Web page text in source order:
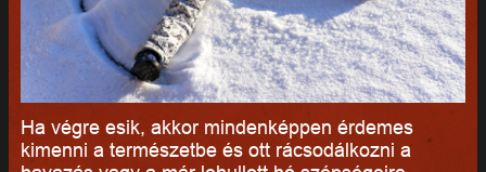
Ha végre esik, akkor mindenképpen érdemes
kimenni a természetbe és ott rácsodálkozni a